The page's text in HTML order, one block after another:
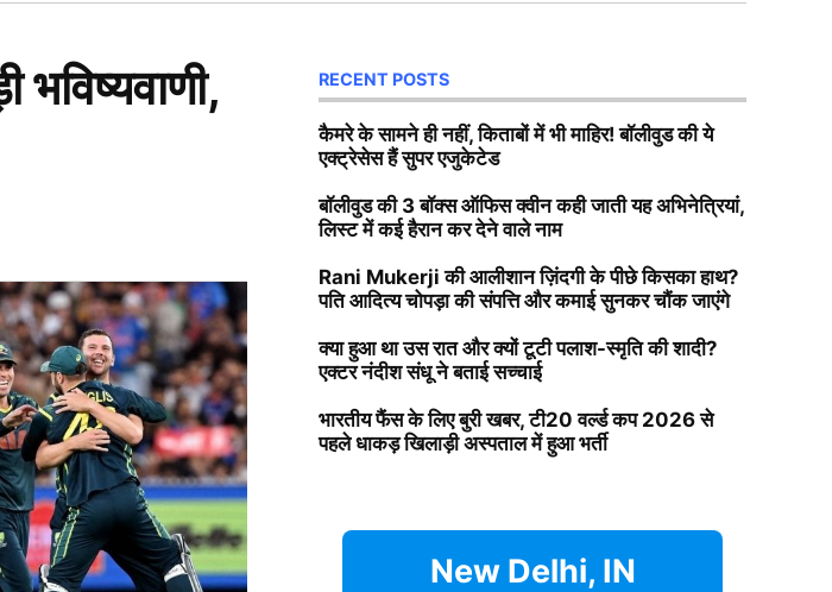
Open
RECENT POSTS
कैमरे के सामने ही नहीं, किताबों में भी माहिर! बॉलीवुड की ये
एक्ट्रेसेस हैं सुपर एजुकेटेड
बॉलीवुड की 3 बॉक्स ऑफिस क्वीन कही जाती यह अभिनेत्रियां,
लिस्ट में कई हैरान कर देने वाले नाम
Rani Mukerji की आलीशान ज़िंदगी के पीछे किसका हाथ?
पति आदित्य चोपड़ा की संपत्ति और कमाई सुनकर चौंक जाएंगे
क्या हुआ था उस रात और क्यों टूटी पलाश-स्मृति की शादी?
एक्टर नंदीश संधू ने बताई सच्चाई
भारतीय फैंस के लिए बुरी खबर, टी20 वर्ल्ड कप 2026 से
पहले धाकड़ खिलाड़ी अस्पताल में हुआ भर्ती
New Delhi, IN